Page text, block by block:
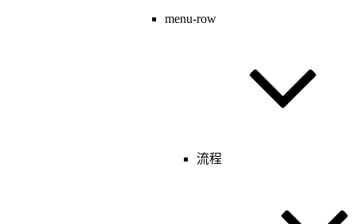
menu-row
流程